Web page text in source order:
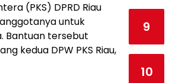
(PKS) DPRD Riau
untuk
Bantuan tersebut
kedua DPW PKS Riau,
9
10